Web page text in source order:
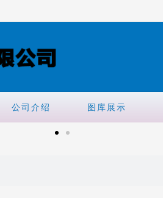
公司介绍 图库展示